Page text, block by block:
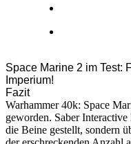
Space Marine 2 im Test:
Imperium!
Fazit
Warhammer 40k: Space
geworden. Saber
die Beine gestellt, sondern